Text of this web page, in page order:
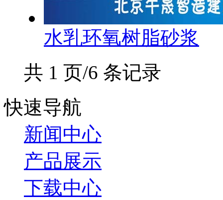
水乳环氧树脂砂浆
共 1 页/6 条记录
快速导航
新闻中心
产品展示
下载中心